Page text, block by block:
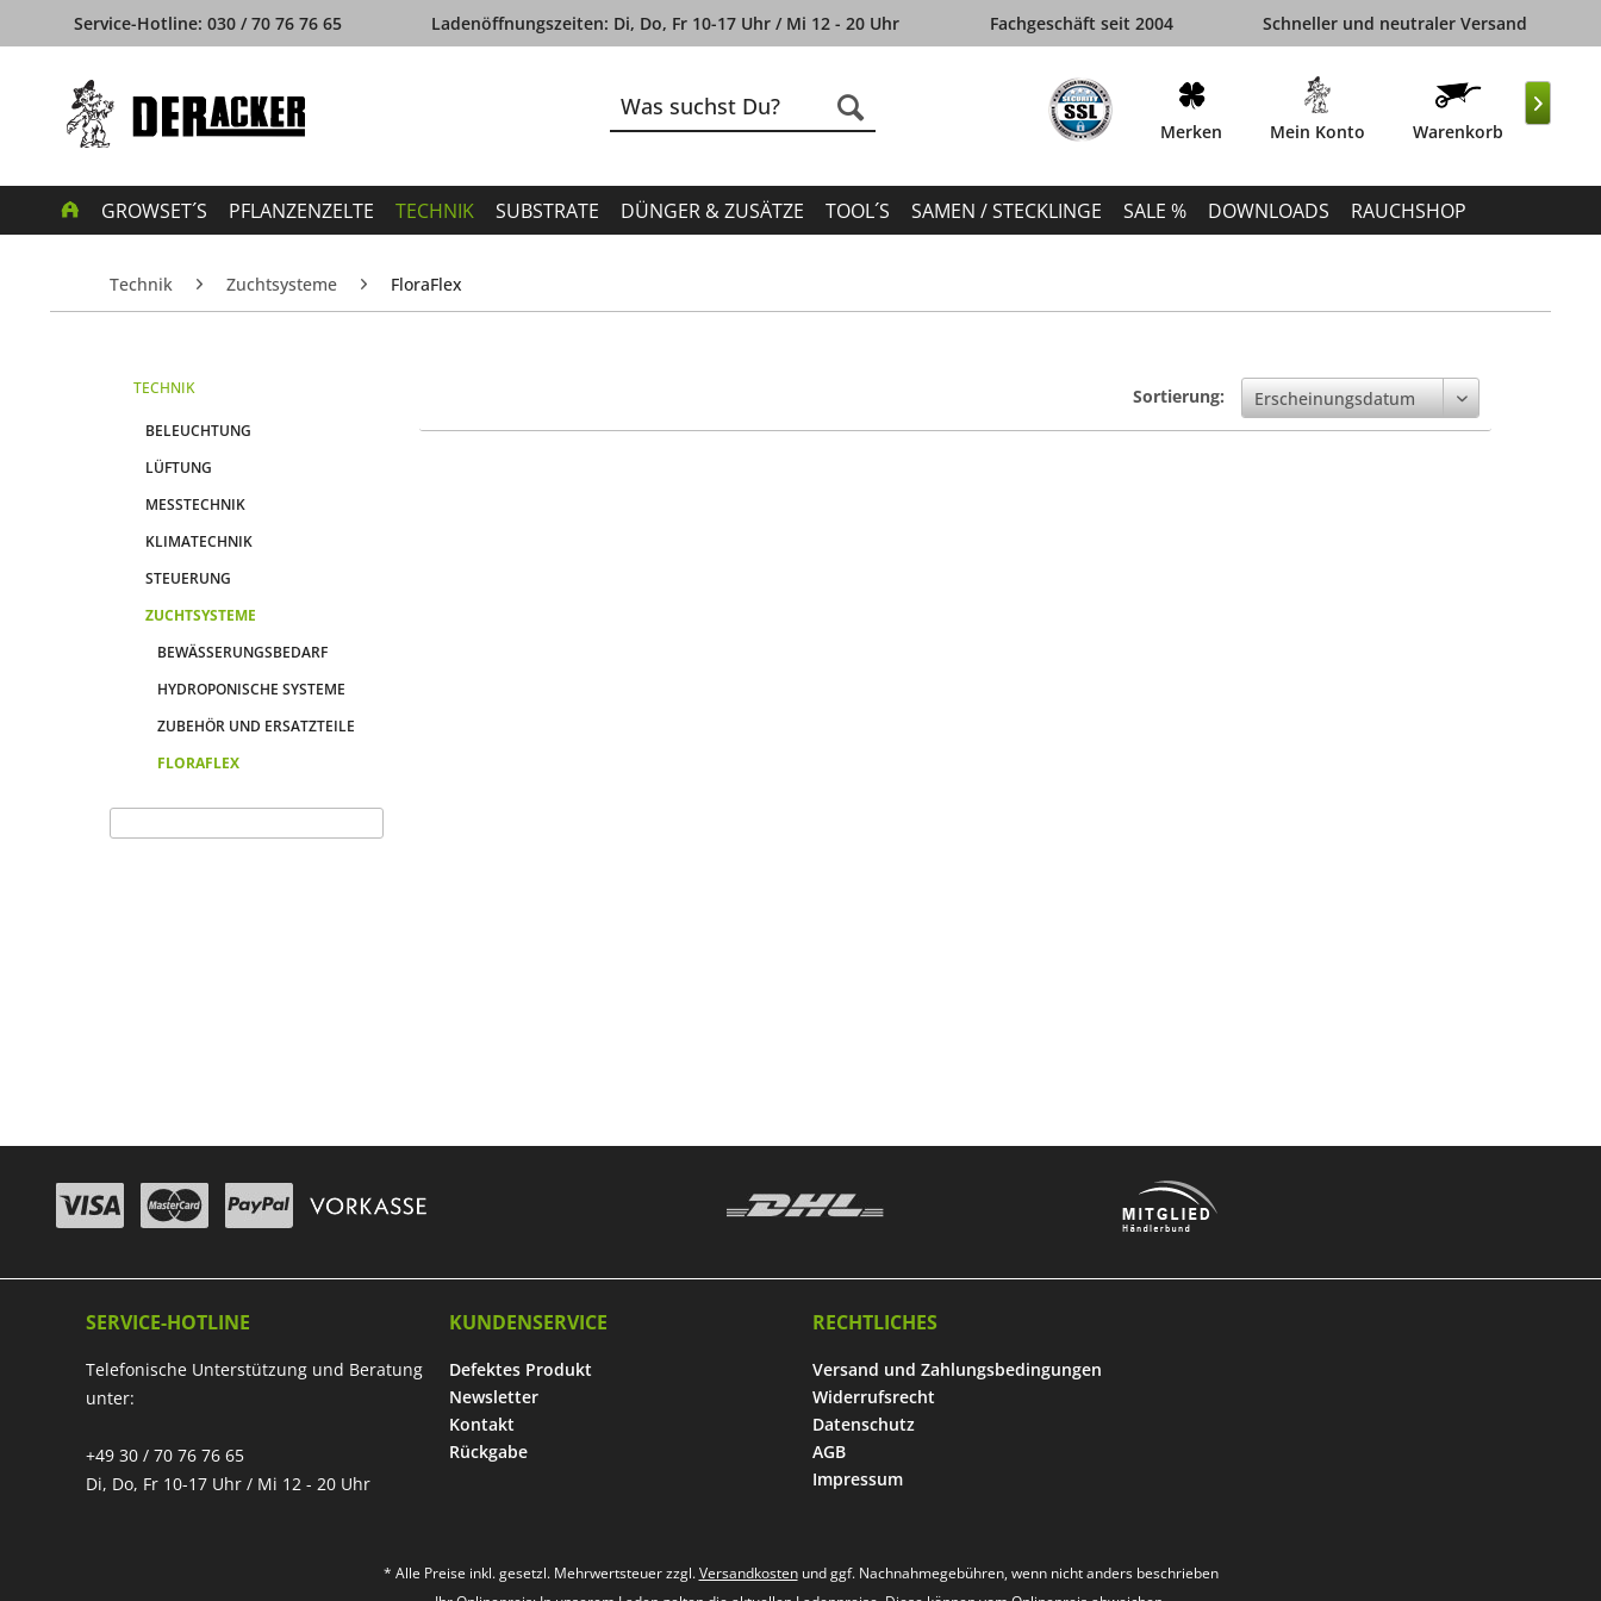
Service-Hotline: 030 / 70 76 76 65 Ladenöffnungszeiten: Di, Do, Fr 10-17 Uhr / Mi 12 - 20 Uhr Fachgeschäft seit 2004 Schneller und neutraler Versand
Merken Mein Konto Warenkorb
GROWSET´S PFLANZENZELTE TECHNIK SUBSTRATE DÜNGER & ZUSÄTZE TOOL´S SAMEN / STECKLINGE SALE % DOWNLOADS RAUCHSHOP

Technik Zuchtsysteme FloraFlex
TECHNIK
BELEUCHTUNG
LÜFTUNG
MESSTECHNIK
KLIMATECHNIK
STEUERUNG
ZUCHTSYSTEME
BEWÄSSERUNGSBEDARF
HYDROPONISCHE SYSTEME
ZUBEHÖR UND ERSATZTEILE
FLORAFLEX
Sortierung:
SERVICE-HOTLINE
Telefonische Unterstützung und Beratung
unter:
+49 30 / 70 76 76 65
Di, Do, Fr 10-17 Uhr / Mi 12 - 20 Uhr
KUNDENSERVICE
Defektes Produkt
Newsletter
Kontakt
Rückgabe
RECHTLICHES
Versand und Zahlungsbedingungen
Widerrufsrecht
Datenschutz
AGB
Impressum
* Alle Preise inkl. gesetzl. Mehrwertsteuer zzgl.Versandkostenund ggf. Nachnahmegebühren, wenn nicht anders beschrieben